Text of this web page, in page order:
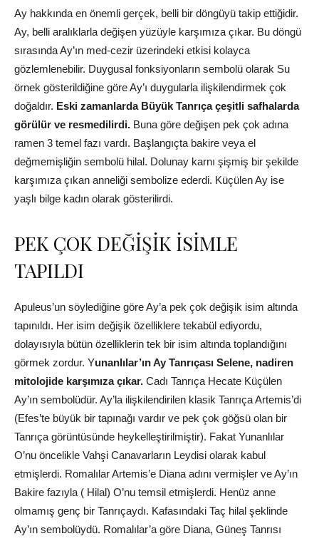
Ay hakkında en önemli gerçek, belli bir döngüyü takip ettiğidir.
Ay, belli aralıklarla değişen yüzüyle karşımıza çıkar. Bu döngü
sırasında Ay’ın med-cezir üzerindeki etkisi kolayca
gözlemlenebilir. Duygusal fonksiyonların sembolü olarak Su
örnek gösterildiğine göre Ay’ı duygularla ilişkilendirmek çok
doğaldır. Eski zamanlarda Büyük Tanrıça çeşitli safhalarda
görülür ve resmedilirdi. Buna göre değişen pek çok adına
ramen 3 temel fazı vardı. Başlangıçta bakire veya el
değmemişliğin sembolü hilal. Dolunay karnı şişmiş bir şekilde
karşımıza çıkan anneliği sembolize ederdi. Küçülen Ay ise
yaşlı bilge kadın olarak gösterilirdi.
PEK ÇOK DEĞİŞİK İSİMLE
TAPILDI
Apuleus’un söylediğine göre Ay’a pek çok değişik isim altında
tapınıldı. Her isim değişik özelliklere tekabül ediyordu,
dolayısıyla bütün özelliklerin tek bir isim altında toplandığını
görmek zordur. Yunanlılar’ın Ay Tanrıçası Selene, nadiren
mitolojide karşımıza çıkar. Cadı Tanrıça Hecate Küçülen
Ay’ın sembolüdür. Ay’la ilişkilendirilen klasik Tanrıça Artemis’di
(Efes’te büyük bir tapınağı vardır ve pek çok göğsü olan bir
Tanrıça görüntüsünde heykelleştirilmiştir). Fakat Yunanlılar
O’nu öncelikle Vahşi Canavarların Leydisi olarak kabul
etmişlerdi. Romalılar Artemis’e Diana adını vermişler ve Ay’ın
Bakire fazıyla ( Hilal) O’nu temsil etmişlerdi. Henüz anne
olmamış genç bir Tanrıçaydı. Kafasındaki Taç hilal şeklinde
Ay’ın sembolüydü. Romalılar’a göre Diana, Güneş Tanrısı